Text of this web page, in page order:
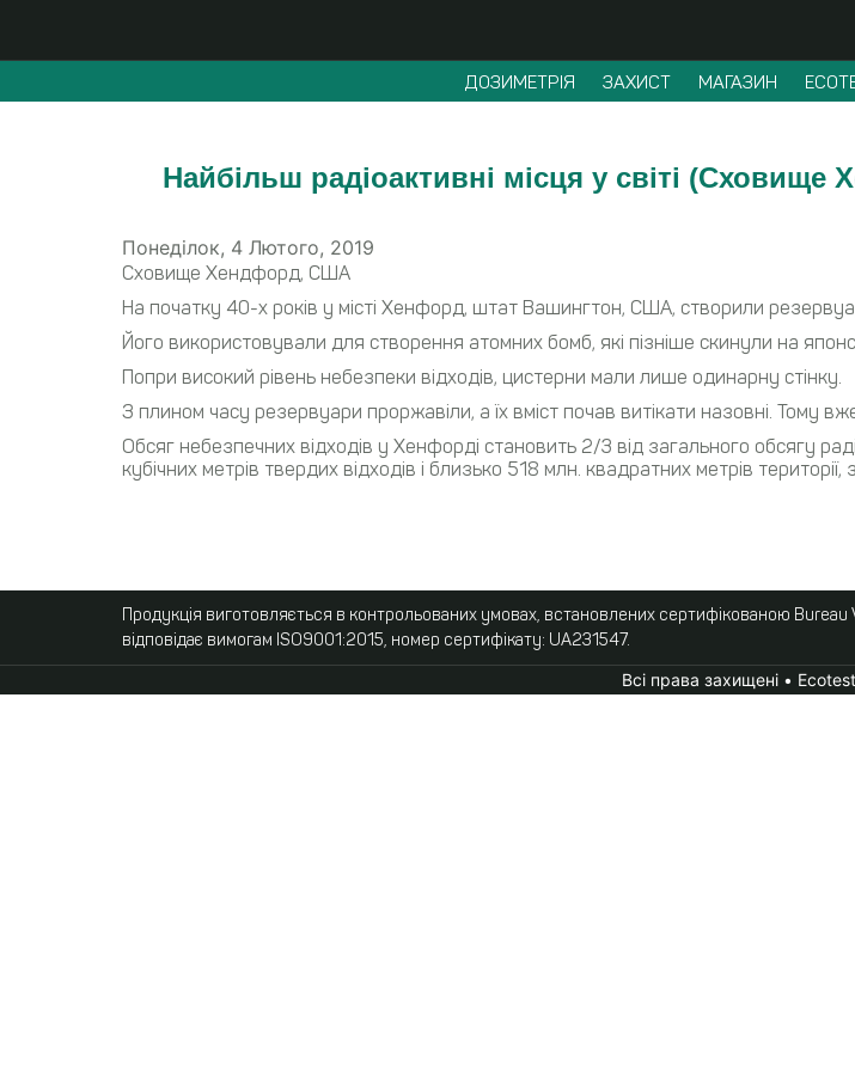
ДОЗИМЕТРІЯ ЗАХИСТ МАГАЗИН
Найбільш радіоактивні міcця у світі
Понеділок, 4 Лютого, 2019
Сховище Хендфорд, США
На початку 40-х років у місті Хенфорд, штат Вашингтон, США, створили
Його використовували для створення атомних бомб, які пізніше скинули на
Попри високий рівень небезпеки відходів, цистерни мали лише одинарну стінку.
З плином часу резервуари проржавіли, а їх вміст почав витікати назовні. Тому
Обсяг небезпечних відходів у Хенфорді становить 2/3 від загального обсягу
кубічних метрів твердих відходів і близько 518 млн. квадратних метрів
Продукція виготовляється в контрольованих умовах, встановлених сертифікованою
відповідає вимогам ISO9001:2015, номер сертифікату: UA231547.
Всі права захищені •